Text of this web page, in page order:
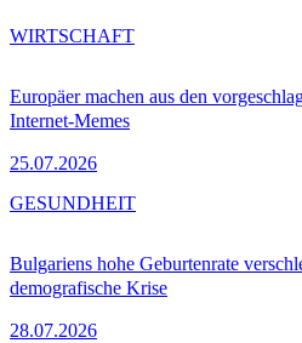
Europäer machen aus den
Internet-Memes
25.07.2026
WIRTSCHAFT
Bulgariens hohe Geburtenrate
demografische Krise
28.07.2026
GESUNDHEIT